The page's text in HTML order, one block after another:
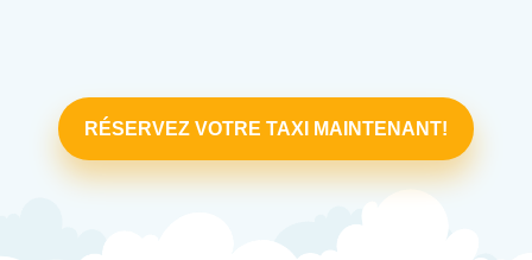
RÉSERVEZ VOTRE TAXI MAINTENANT!